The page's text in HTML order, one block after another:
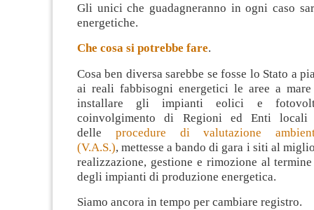
Gli unici che guadagneranno in ogni caso
energetiche.
Che cosa si potrebbe fare.
Cosa ben diversa sarebbe se fosse lo Stato a
ai reali fabbisogni energetici le aree a
installare gli impianti eolici e
coinvolgimento di Regioni ed Enti locali
delle procedure di valutazione
(V.A.S.), mettesse a bando di gara i siti al
realizzazione, gestione e rimozione al
degli impianti di produzione energetica.
Siamo ancora in tempo per cambiare registro.